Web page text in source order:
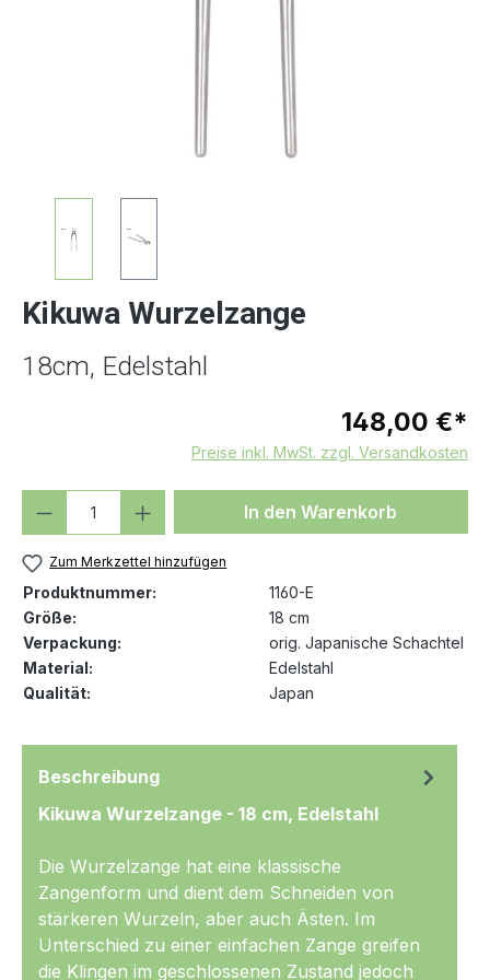
Kikuwa Wurzelzange
18cm, Edelstahl
148,00 €*
Preise inkl. MwSt. zzgl. Versandkosten
Produkt Anzahl: Gib denIn den Warenkorb
Zum Merkzettel hinzufügen
Produktnummer:
1160-E
Größe:
18 cm
Verpackung:
orig. Japanische Schachtel
Material:
Edelstahl
Qualität:
Japan
Beschreibung
Kikuwa Wurzelzange - 18 cm, Edelstahl
Die Wurzelzange hat eine klassische
Zangenform und dient dem Schneiden von
stärkeren Wurzeln, aber auch Ästen. Im
Unterschied zu einer einfachen Zange greifen
die Klingen im geschlossenen Zustand jedoch